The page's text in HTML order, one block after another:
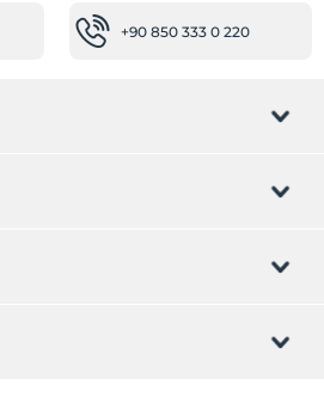
+90 850 333 0 220